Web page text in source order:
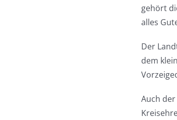
gehört
alles
Der
dem
Auch